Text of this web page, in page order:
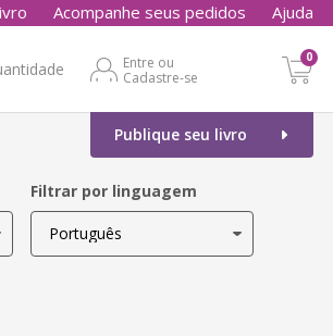
Acompanhe seus pedidos Ajuda
Entre ou
Cadastre-se
0
Publique seu livro
Filtrar por linguagem